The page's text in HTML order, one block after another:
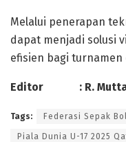
Melalui penerapan
dapat menjadi solusi
efisien bagi
Editor : R.
Tags: Federasi Sepak
Piala Dunia U-17 2025